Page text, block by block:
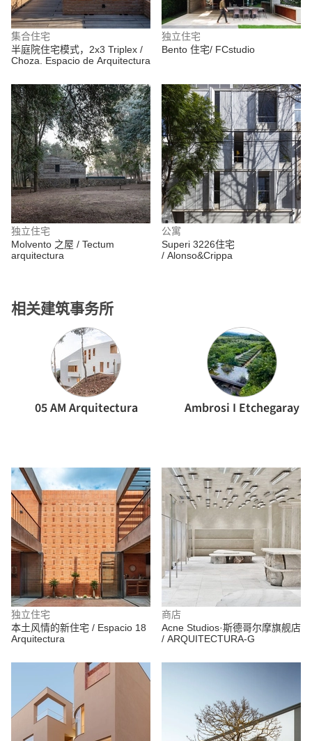
集合住宅
半庭院住宅模式，2x3 Triplex /
Choza. Espacio de Arquitectura
独立住宅
Bento 住宅/ FCstudio
独立住宅
Molvento 之屋 / Tectum
arquitectura
相关建筑事务所
05 AM Arquitectura Ambrosi I Etchegaray
公寓
Superi 3226住宅
/ Alonso&Crippa
独立住宅
本土风情的新住宅 / Espacio 18
Arquitectura
商店
Acne Studios·斯德哥尔摩旗舰店
/ ARQUITECTURA-G